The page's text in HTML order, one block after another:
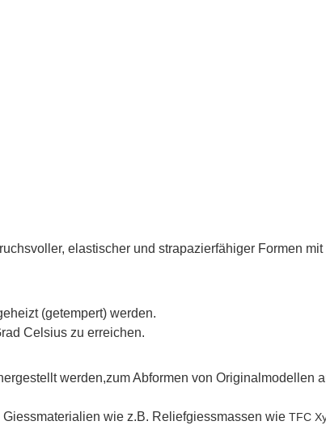
elastischer und strapazierfähiger Formen
(getempert) werden.
Celsius zu erreichen.
werden,zum Abformen von Originalmodellen
wie z.B. Reliefgiessmassen wie TFC